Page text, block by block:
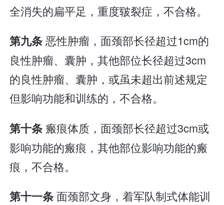
全消失的扁平足，重度皲裂症，不合格。
第九条恶性肿瘤，面颈部长径超过1cm的
良性肿瘤、囊肿，其他部位长径超过3cm
的良性肿瘤、囊肿，或虽未超出前述规定
但影响功能和训练的，不合格。
第十条 瘢痕体质，面颈部长径超过3cm或
影响功能的瘢痕，其他部位影响功能的瘢
痕，不合格。
第十一条面颈部文身，着军队制式体能训